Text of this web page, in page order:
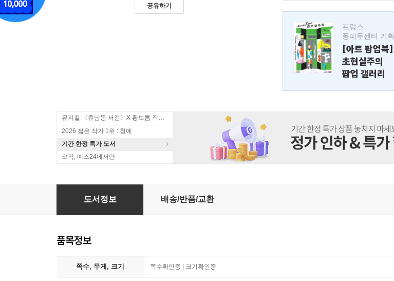
공유하기
프랑스
퐁피두센터 기획
[아트 팝업북]
초현실주의
팝업 갤러리
뮤지컬 〈휴남동 서점〉X 황보름 작가 북토크
2026 젊은 작가 1위 : 청예
기간 한정 특가 도서
오직, 예스24에서만
[2026 젊은작가] 블라인드북 : 혼자로도 괜찮다는 마음 속에 낭만은 매복되어 있다.
도서정보 배송/반품/교환
품목정보
쪽수, 무게, 크기 쪽수확인중 | 크기확인중